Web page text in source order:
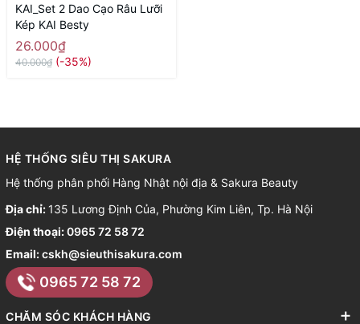
KAI_Set 2 Dao Cạo Râu Lưỡi
Kép KAI Besty
26.000₫
40.000₫ (-35%)
HỆ THỐNG SIÊU THỊ SAKURA
Hệ thống phân phối Hàng Nhật nội địa & Sakura Beauty
Địa chỉ: 135 Lương Định Của, Phường Kim Liên, Tp. Hà Nội
Điện thoại:0965 72 58 72
Email:cskh@sieuthisakura.com
0965 72 58 72
CHĂM SÓC KHÁCH HÀNG